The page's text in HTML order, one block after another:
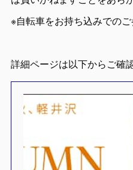
※自転車をお持ち込みでのご
詳細ページは以下からご確